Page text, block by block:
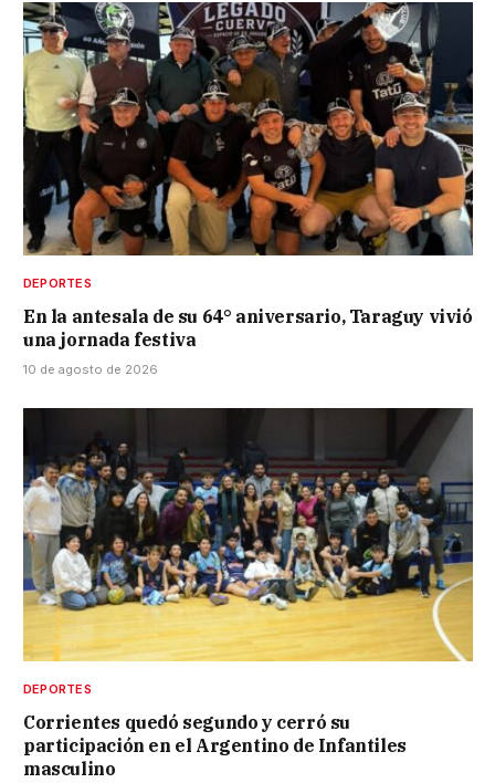
DEPORTES
En la antesala de su 64° aniversario, Taraguy vivió
una jornada festiva
10 de agosto de 2026
DEPORTES
Corrientes quedó segundo y cerró su
participación en el Argentino de Infantiles
masculino